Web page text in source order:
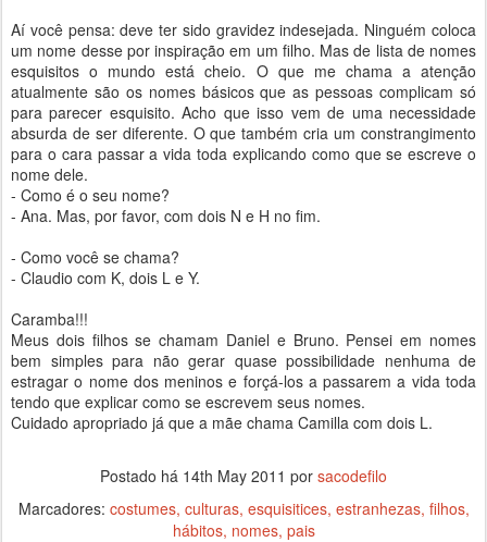
Aí você pensa: deve ter sido gravidez indesejada. Ninguém coloca
um nome desse por inspiração em um filho. Mas de lista de nomes
esquisitos o mundo está cheio. O que me chama a atenção
atualmente são os nomes básicos que as pessoas complicam só
para parecer esquisito. Acho que isso vem de uma necessidade
absurda de ser diferente. O que também cria um constrangimento
para o cara passar a vida toda explicando como que se escreve o
nome dele.
- Como é o seu nome?
- Ana. Mas, por favor, com dois N e H no fim.
- Como você se chama?
- Claudio com K, dois L e Y.
Caramba!!!
Meus dois filhos se chamam Daniel e Bruno. Pensei em nomes
bem simples para não gerar quase possibilidade nenhuma de
estragar o nome dos meninos e forçá-los a passarem a vida toda
tendo que explicar como se escrevem seus nomes.
Cuidado apropriado já que a mãe chama Camilla com dois L.
Postado há 14th May 2011 por sacodefilo
Marcadores: costumes culturas esquisitices estranhezas filhos
hábitos nomes pais